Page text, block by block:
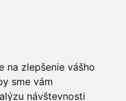
na zlepšenie vášho
sme vám
návštevnosti